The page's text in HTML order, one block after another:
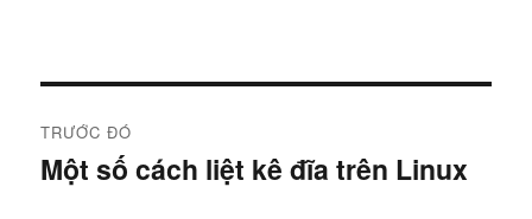
i
TRƯỚC ĐÓ
B
Một số cách liệt kê đĩa trên Linux